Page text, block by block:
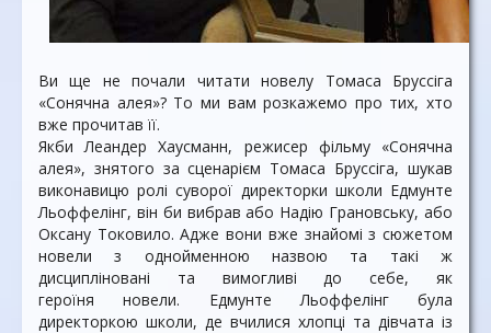
Ви ще не почали читати новелу Томаса Бруссіга
«Сонячна алея»? То ми вам розкажемо про тих, хто
вже прочитав її.
Якби Леандер Хаусманн, режисер фільму «Сонячна
алея», знятого за сценарієм Томаса Бруссіга, шукав
виконавицю ролі суворої директорки школи Едмунте
Льоффелінг, він би вибрав або Надію Грановську, або
Оксану Токовило. Адже вони вже знайомі з сюжетом
новели з однойменною назвою та такі ж
дисципліновані та вимогливі до себе, як
героїня новели. Едмунте Льоффелінг була
директоркою школи, де вчилися хлопці та дівчата із